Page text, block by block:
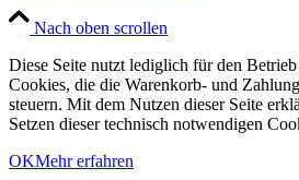
Nach oben scrollen
Diese Seite nutzt lediglich für den
Cookies, die die Warenkorb- und
steuern. Mit dem Nutzen dieser Seite
Setzen dieser technisch notwendigen
OKMehr erfahren